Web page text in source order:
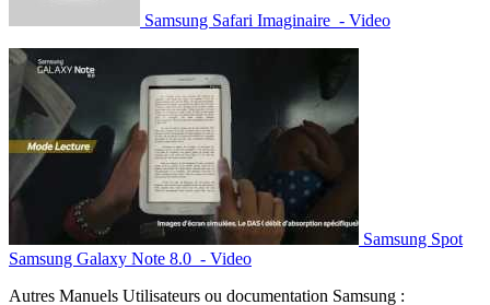
Samsung Safari Imaginaire - Video
Samsung Spot
Samsung Galaxy Note 8.0 - Video
Autres Manuels Utilisateurs ou documentation Samsung :